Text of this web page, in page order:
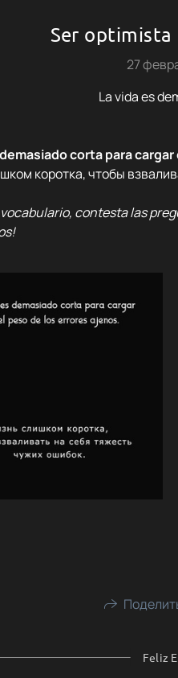
Ser optimista
27
La vida es
corta para
коротка, чтобы
vocabulario, contesta las
Feliz